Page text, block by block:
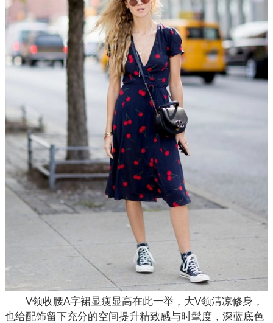
V领收腰A字裙显瘦显高在此一举，大V领清凉修身，
也给配饰留下充分的空间提升精致感与时髦度，深蓝底色